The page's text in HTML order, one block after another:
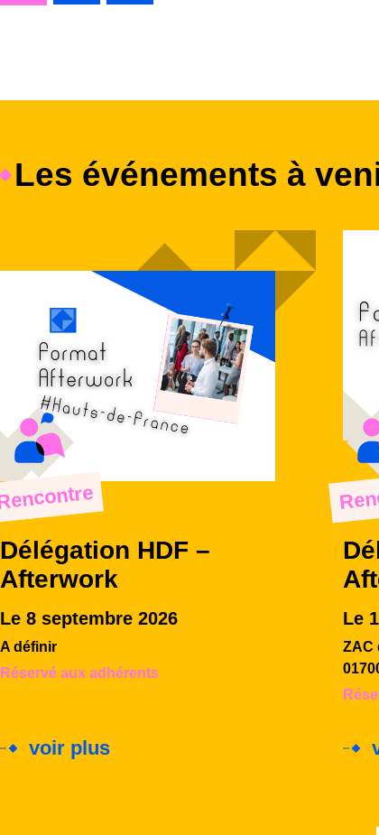
Les événements à
Délégation HDF –
Afterwork
Le 8 septembre 2026
A définir
Réservé aux adhérents
voir plus
Le
ZAC